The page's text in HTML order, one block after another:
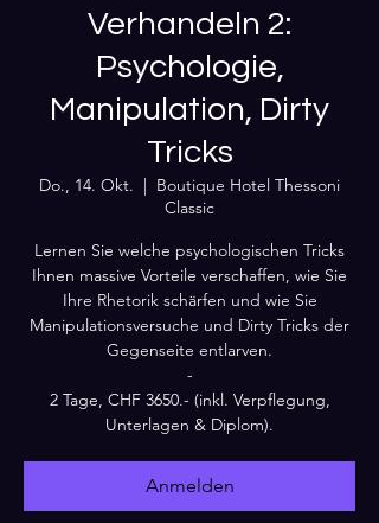
Verhandeln 2:
Psychologie,
Manipulation, Dirty
Tricks
Do., 14. Okt.
  |
Boutique Hotel Thessoni
Classic
Lernen Sie welche psychologischen Tricks
Ihnen massive Vorteile verschaffen, wie Sie
Ihre Rhetorik schärfen und wie Sie
Manipulationsversuche und Dirty Tricks der
Gegenseite entlarven.
-
2 Tage, CHF 3650.- (inkl. Verpflegung,
Unterlagen & Diplom).
Anmelden